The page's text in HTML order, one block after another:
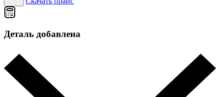
Деталь добавлена